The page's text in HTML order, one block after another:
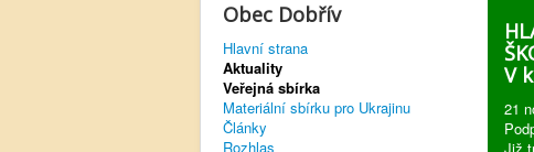
Obec Dobřív
Hlavní strana
Aktuality
Veřejná sbírka
Materiální sbírku pro Ukrajinu
Články
Rozhlas
V
21